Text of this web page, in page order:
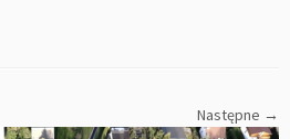
Następne →